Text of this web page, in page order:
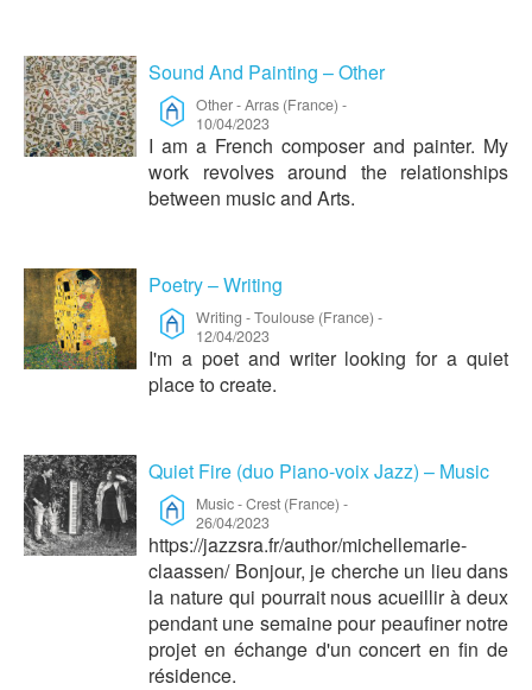
Sound And Painting – Other
Other-Arras (France) -
10/04/2023
I am a French composer and painter. My
work revolves around the relationships
between music and Arts.
Poetry – Writing
Writing -Toulouse (France) -
12/04/2023
I'm a poet and writer looking for a quiet
place to create.
Quiet Fire (duo Piano-voix Jazz) – Music
Music-Crest (France) -
26/04/2023
https://jazzsra.fr/author/michellemarie-
claassen/ Bonjour, je cherche un lieu dans
la nature qui pourrait nous acueillir à deux
pendant une semaine pour peaufiner notre
projet en échange d'un concert en fin de
résidence.